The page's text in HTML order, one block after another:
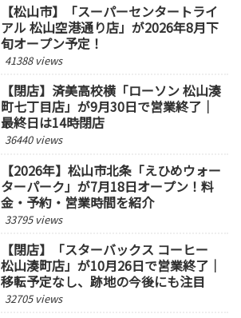
【松山市】「スーパーセンタートライ
アル 松山空港通り店」が2026年8月下
旬オープン予定！
41388 views
【閉店】済美高校横「ローソン 松山湊
町七丁目店」が9月30日で営業終了｜
最終日は14時閉店
36440 views
【2026年】松山市北条「えひめウォー
ターパーク」が7月18日オープン！料
金・予約・営業時間を紹介
33795 views
【閉店】「スターバックス コーヒー
松山湊町店」が10月26日で営業終了｜
移転予定なし、跡地の今後にも注目
32705 views